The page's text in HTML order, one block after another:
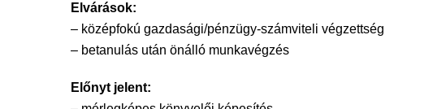
Elvárások:
– középfokú gazdasági/pénzügy-számviteli végzettség
– betanulás után önálló munkavégzés
Előnyt jelent: